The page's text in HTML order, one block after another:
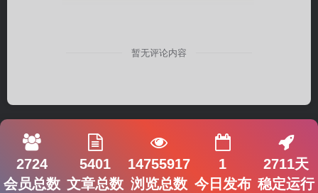
暂无评论内容
2724
会员总数
5401
文章总数
14755917
浏览总数
1
今日发布
2711天
稳定运行